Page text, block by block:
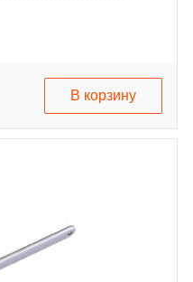
В корзину